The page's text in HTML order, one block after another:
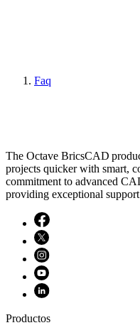
Faq
The Octave BricsCAD
projects quicker with smart,
commitment to advanced
providing exceptional
Productos